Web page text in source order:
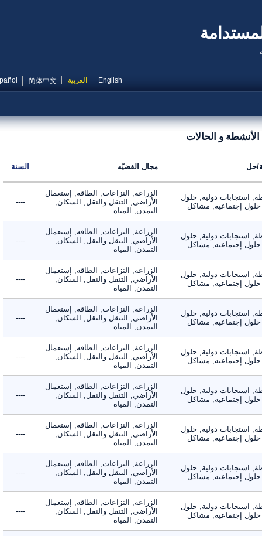
English العربية 简体中文
Español
و الحالات
مجال القضيّه السنة
استجابات دولية, حلول
إجتماعيه, مشاكل
الزراعة, النزاعات, الطاقه, إستعمال
الأراضي, التنقل والنقل, السكان,
التمدن, المياه
----
استجابات دولية, حلول
إجتماعيه, مشاكل
الزراعة, النزاعات, الطاقه, إستعمال
الأراضي, التنقل والنقل, السكان,
التمدن, المياه
----
استجابات دولية, حلول
إجتماعيه, مشاكل
الزراعة, النزاعات, الطاقه, إستعمال
الأراضي, التنقل والنقل, السكان,
التمدن, المياه
----
استجابات دولية, حلول
إجتماعيه, مشاكل
الزراعة, النزاعات, الطاقه, إستعمال
الأراضي, التنقل والنقل, السكان,
التمدن, المياه
----
استجابات دولية, حلول
إجتماعيه, مشاكل
الزراعة, النزاعات, الطاقه, إستعمال
الأراضي, التنقل والنقل, السكان,
التمدن, المياه
----
استجابات دولية, حلول
إجتماعيه, مشاكل
الزراعة, النزاعات, الطاقه, إستعمال
الأراضي, التنقل والنقل, السكان,
التمدن, المياه
----
استجابات دولية, حلول
إجتماعيه, مشاكل
الزراعة, النزاعات, الطاقه, إستعمال
الأراضي, التنقل والنقل, السكان,
التمدن, المياه
----
استجابات دولية, حلول
إجتماعيه, مشاكل
الزراعة, النزاعات, الطاقه, إستعمال
الأراضي, التنقل والنقل, السكان,
التمدن, المياه
----
استجابات دولية, حلول
إجتماعيه, مشاكل
الزراعة, النزاعات, الطاقه, إستعمال
الأراضي, التنقل والنقل, السكان,
التمدن, المياه
----